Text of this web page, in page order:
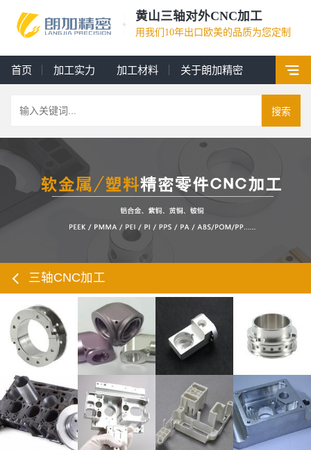
黄山三轴对外CNC加工
用我们10年出口欧美的品质为您定制
首页 加工实力 加工材料 关于朗加精密
搜索
三轴CNC加工